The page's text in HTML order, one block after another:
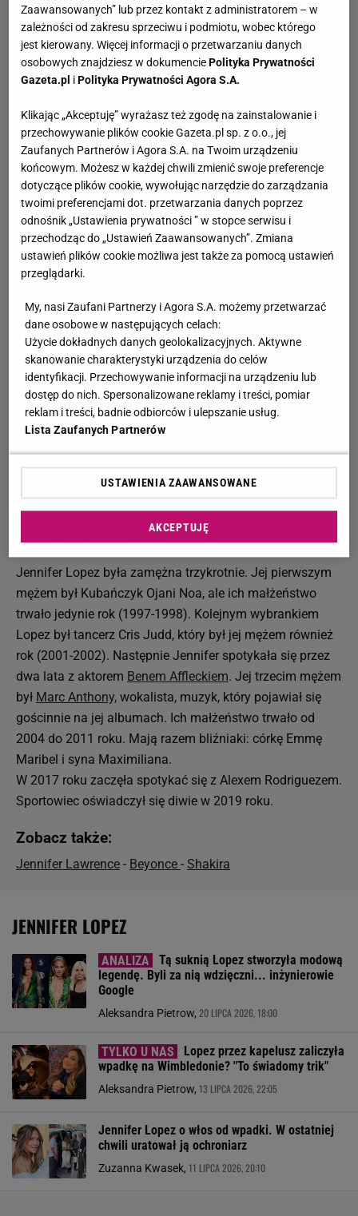
najlepiej zarabiającą latynoską aktorką w Hollywood.
Zagrała w takich filmach, jak m.in.: "Co z oczu, to z serca"
(1998), "Cela" (2000), "Powiedz tak" (2001), "Oczy anioła"
(2001), "Pokojówka na Manhatanie" (2002), "Zatańcz ze
Jennifer Lopez: kariera muzyczna
Obok tańca i aktorstwa Lopez miała od zawsze jeszcze
jedną pasję, którą była muzyka. Debiutancki album
Jennifer ukazał się w 1999 roku i stal się jednym z
najlepiej sprzedawanych krążków na świecie. Nosił tytuł
"On the 6", z którego pochodzą między innymi przeboje "If
You Had My Love", "Let's Get Loud". Piosenkarka
otrzymała za swoją produkcję dwie nominacje do Latin
Grammy Awards.
Drugim albumem był "J.Lo" z 2001 roku, z którego
pochodzą takie utwory, jak "Love Don't Cost a Thing",
"Ain't It Funny", "I'm Real". Następną była płyta z 2002
roku ""This is Me Then" z takimi hitami jak: "Jenny from
the Block", "I'm Glad", "Baby I Love U!" czy "You belong to
me". W 2004 ukazał się album "Rebirth", jednak nie
wydała hiszpańskojęzyczną płytę "Como Ama Uno Mujer"
i angielskojęzyczny "Brave". Następne były "Love?" (2011)
i "A.K.A" (2014).
Jennifer Lopez: życie prywatne
Jennifer Lopez była zamężna trzykrotnie. Jej pierwszym
mężem był Kubańczyk Ojani Noa, ale ich małżeństwo
trwało jedynie rok (1997-1998). Kolejnym wybrankiem
Lopez był tancerz Cris Judd, który był jej mężem również
rok (2001-2002). Następnie Jennifer spotykała się przez
dwa lata z aktorem Benem Affleckiem. Jej trzecim mężem
był Marc Anthony, wokalista, muzyk, który pojawiał się
gościnnie na jej albumach. Ich małżeństwo trwało od
2004 do 2011 roku. Mają razem bliźniaki: córkę Emmę
Maribel i syna Maximiliana.
W 2017 roku zaczęła spotykać się z Alexem Rodriguezem.
Sportowiec oświadczył się diwie w 2019 roku.
Zobacz także:
Jennifer Lawrence - Beyonce - Shakira
JENNIFER LOPEZ
Tą suknią Lopez stworzyła modową
legendę. Byli za nią wdzięczni... inżynierowie
Google
Aleksandra Pietrow, 20 LIPCA 2026, 18:00
Lopez przez kapelusz zaliczyła
wpadkę na Wimbledonie? "To świadomy trik"
Aleksandra Pietrow, 13 LIPCA 2026, 22:05
Jennifer Lopez o włos od wpadki. W ostatniej
chwili uratował ją ochroniarz
Zuzanna Kwasek, 11 LIPCA 2026, 20:10
Zaawansowanych” lub przez kontakt z administratorem – w
zależności od zakresu sprzeciwu i podmiotu, wobec którego
jest kierowany. Więcej informacji o przetwarzaniu danych
osobowych znajdziesz w dokumenciePolityka Prywatności
Gazeta.pl iPolityka Prywatności Agora S.A.
Klikając „Akceptuję” wyrażasz też zgodę na zainstalowanie i
przechowywanie plików cookie Gazeta.pl sp. z o.o., jej
Zaufanych Partnerów i Agora S.A. na Twoim urządzeniu
końcowym. Możesz w każdej chwili zmienić swoje preferencje
dotyczące plików cookie, wywołując narzędzie do zarządzania
twoimi preferencjami dot. przetwarzania danych poprzez
odnośnik „Ustawienia prywatności ” w stopce serwisu i
przechodząc do „Ustawień Zaawansowanych”. Zmiana
ustawień plików cookie możliwa jest także za pomocą ustawień
przeglądarki.
My, nasi Zaufani Partnerzy i Agora S.A. możemy przetwarzać
dane osobowe w następujących celach:
Użycie dokładnych danych geolokalizacyjnych. Aktywne
skanowanie charakterystyki urządzenia do celów
identyfikacji. Przechowywanie informacji na urządzeniu lub
dostęp do nich. Spersonalizowane reklamy i treści, pomiar
reklam i treści, badnie odbiorców i ulepszanie usług.
Lista Zaufanych Partnerów
USTAWIENIA ZAAWANSOWANE
AKCEPTUJĘ